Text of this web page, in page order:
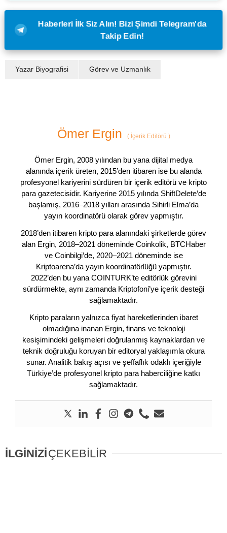
Haberleri İlk Siz Alın! Bizi Şimdi Telegram'da
Takip Edin!
Yazar Biyografisi Görev ve Uzmanlık
Ömer Ergin (İçerik Editörü )
Ömer Ergin, 2008 yılından bu yana dijital medya
alanında içerik üreten, 2015’den itibaren ise bu alanda
profesyonel kariyerini sürdüren bir içerik editörü ve kripto
para gazetecisidir. Kariyerine 2015 yılında ShiftDelete’de
başlamış, 2016–2018 yılları arasında Sihirli Elma’da
yayın koordinatörü olarak görev yapmıştır.
2018’den itibaren kripto para alanındaki şirketlerde görev
alan Ergin, 2018–2021 döneminde Coinkolik, BTCHaber
ve Coinbilgi’de, 2020–2021 döneminde ise
Kriptoarena’da yayın koordinatörlüğü yapmıştır.
2022’den bu yana COINTURK’te editörlük görevini
sürdürmekte, aynı zamanda Kriptofoni’ye içerik desteği
sağlamaktadır.
Kripto paraların yalnızca fiyat hareketlerinden ibaret
olmadığına inanan Ergin, finans ve teknoloji
kesişimindeki gelişmeleri doğrulanmış kaynaklardan ve
teknik doğruluğu koruyan bir editoryal yaklaşımla okura
sunar. Analitik bakış açısı ve şeffaflık odaklı içeriğiyle
Türkiye’de profesyonel kripto para haberciliğine katkı
sağlamaktadır.
İLGİNİZİÇEKEBİLİR